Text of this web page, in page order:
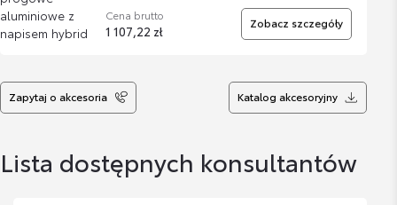
Cena brutto
1 107,22 zł Zobacz szczegóły
Dywaniki gumowe
Cena brutto
Zobacz szczegóły
Wykładzina bagażnika (wysoka podłoga)
Zapytaj o akcesoria Katalog akcesoryjny
Lista dostępnych konsultantów